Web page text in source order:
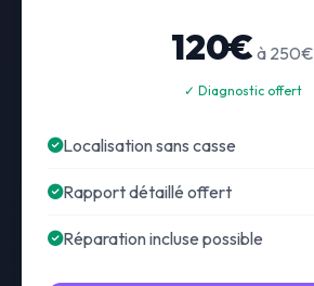
120€ à 250€
✓ Diagnostic offert
Localisation sans casse
Rapport détaillé offert
Réparation incluse possible